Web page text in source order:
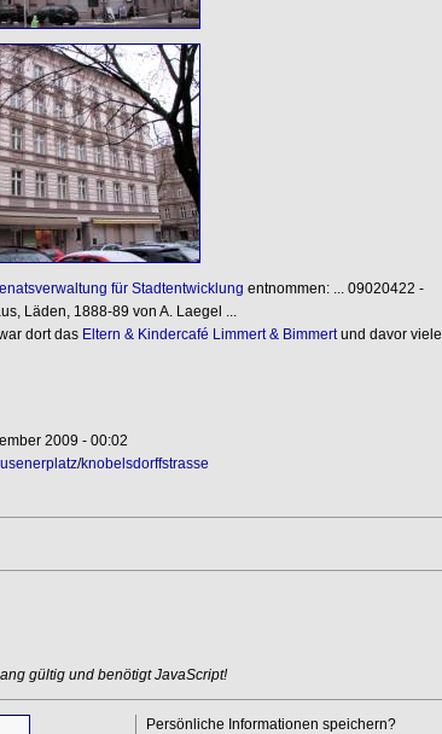
für Stadtentwicklung entnommen: ... 09020422 -
Läden, 1888-89 von A. Laegel ...
dort das Eltern & Kindercafé Limmert & Bimmertund davor viele
2009 - 00:02
/knobelsdorffstrasse
gültig und benötigt JavaScript!
Persönliche Informationen speichern?